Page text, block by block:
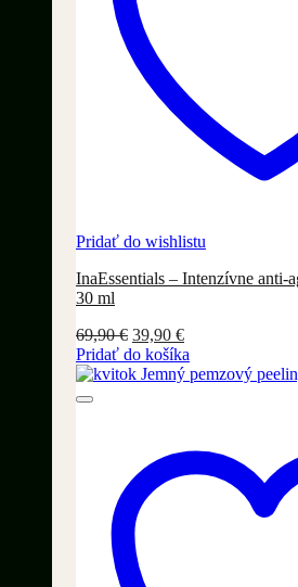
Pridať do wishlistu
InaEssentials – Intenzívne anti-
30 ml
69,90€ Pôvodná
cena
bola:
39,90 €Aktuálna
cena
je:
Pridať do košíka